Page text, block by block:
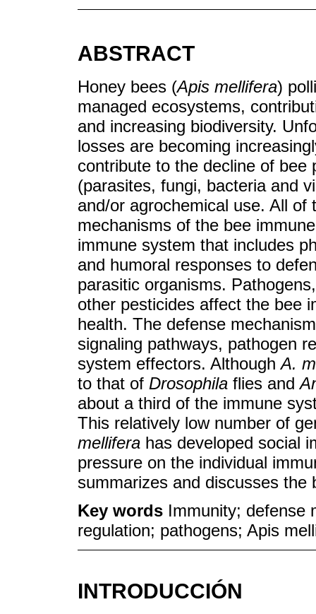
ABSTRACT
Honey bees (Apis mellifera)
managed ecosystems,
and increasing biodiversity.
losses are becoming
contribute to the decline of bee
(parasites, fungi, bacteria and
and/or agrochemical use. All
mechanisms of the bee
immune system that includes
and humoral responses to
parasitic organisms.
other pesticides affect the bee
health. The defense
signaling pathways, pathogen
system effectors. AlthoughA.
to that of Drosophila flies and
about a third of the immune
This relatively low number of
mellifera has developed social
pressure on the individual
summarizes and discusses
Key words Immunity; defense
regulation; pathogens; Apis
INTRODUCCIÓN